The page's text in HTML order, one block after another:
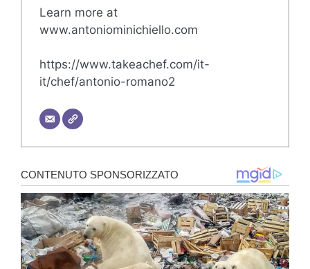
Learn more at
www.antoniominichiello.com
https://www.takeachef.com/it-
it/chef/antonio-romano2